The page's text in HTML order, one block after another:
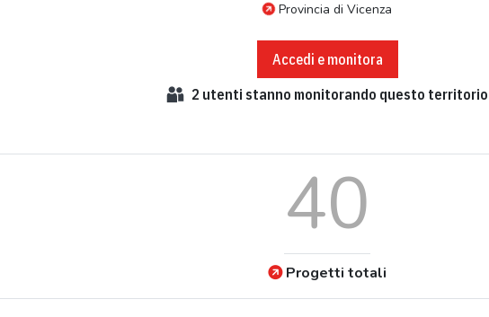
Provincia di Vicenza
Accedi e monitora
2 utenti stanno monitorando questo territorio
40
Progetti totali